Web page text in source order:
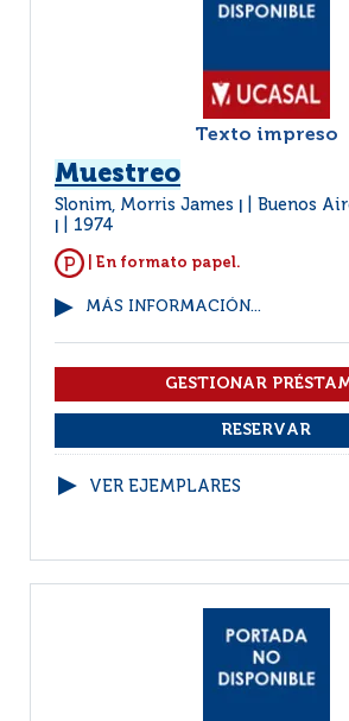
Texto impreso
Muestreo
Slonim, Morris James Buenos
1974
| En formato papel.
MÁS INFORMACIÓN...
VER EJEMPLARES